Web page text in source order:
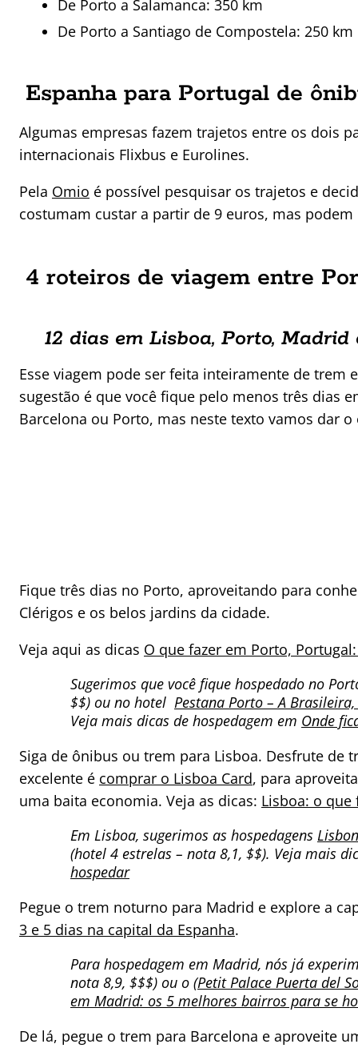
De Porto a Salamanca: 350 km
De Porto a Santiago de Compostela: 250 km
Espanha para Portugal de
Algumas empresas fazem trajetos entre os dois
internacionais Flixbus e Eurolines.
Pela Omio é possível pesquisar os trajetos e
costumam custar a partir de 9 euros, mas
4 roteiros de viagem entre
12 dias em Lisboa, Porto, Madrid
Esse viagem pode ser feita inteiramente de trem
sugestão é que você fique pelo menos três dias
Barcelona ou Porto, mas neste texto vamos dar
Fique três dias no Porto, aproveitando para
Clérigos e os belos jardins da cidade.
Veja aqui as dicas O que fazer em Porto,
Sugerimos que você fique hospedado no
$$) ou no hotel Pestana Porto – A
Veja mais dicas de hospedagem em Onde
Siga de ônibus ou trem para Lisboa. Desfrute
excelente é comprar o Lisboa Card, para
uma baita economia. Veja as dicas: Lisboa: o
Em Lisboa, sugerimos as hospedagens
(hotel 4 estrelas – nota 8,1, $$). Veja mais
hospedar
Pegue o trem noturno para Madrid e explore a
3 e 5 dias na capital da Espanha.
Para hospedagem em Madrid, nós já
nota 8,9, $$$) ou o (Petit Palace Puerta del
em Madrid: os 5 melhores bairros para se
De lá, pegue o trem para Barcelona e aproveite